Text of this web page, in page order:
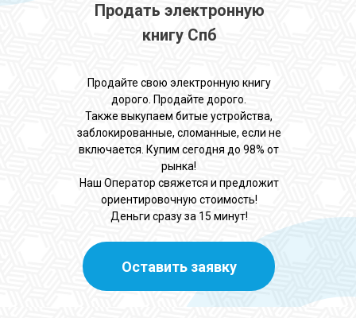
Продайте свою электронную книгу
дорого. Продайте дорого.
Также выкупаем битые устройства,
заблокированные, сломанные, если не
включается. Купим сегодня до 98% от
рынка!
Наш Оператор свяжется и предложит
ориентировочную стоимость!
Деньги сразу за 15 минут!
Продать электронную
книгу Спб
Оставить заявку